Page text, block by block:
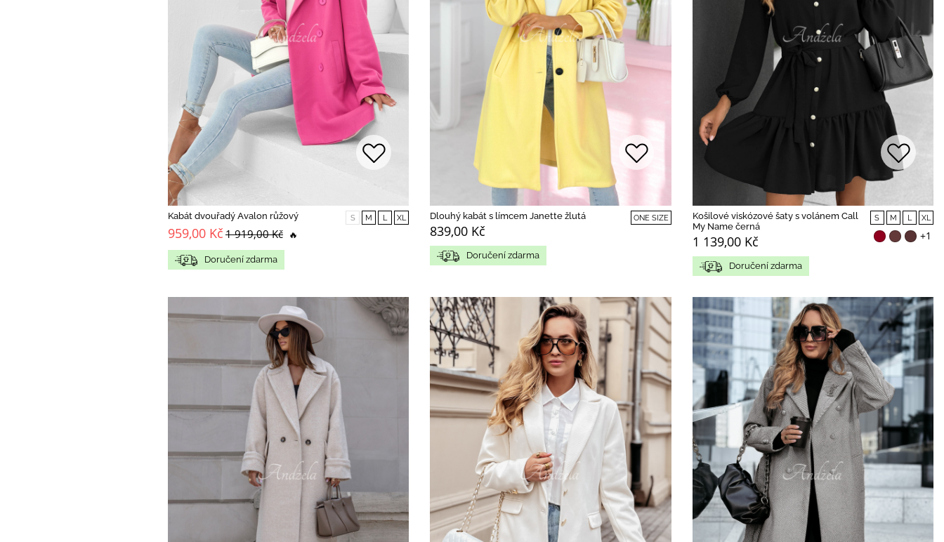
Kabát dvouřadý Avalon růžový
959,00 Kč 1 919,00 Kč 🔥
S M L XL
Doručení zdarma
Dlouhý kabát s límcem Janette žlutá
839,00 Kč
ONE SIZE
Doručení zdarma
Košilové viskózové šaty s volánem Call
My Name černá
1 139,00 Kč
S M L XL
+1
Doručení zdarma